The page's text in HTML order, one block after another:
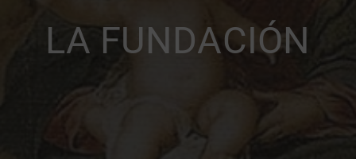
LA FUNDACIÓN